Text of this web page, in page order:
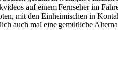
auf einem Fernseher im
mit den Einheimischen in
auch mal eine gemütliche